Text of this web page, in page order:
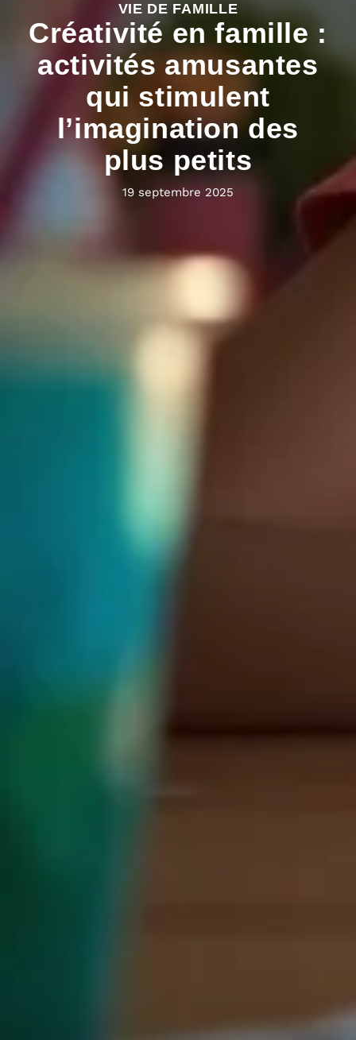
VIE DE FAMILLE
Créativité en famille :
activités amusantes
qui stimulent
l’imagination des
plus petits
19 septembre 2025